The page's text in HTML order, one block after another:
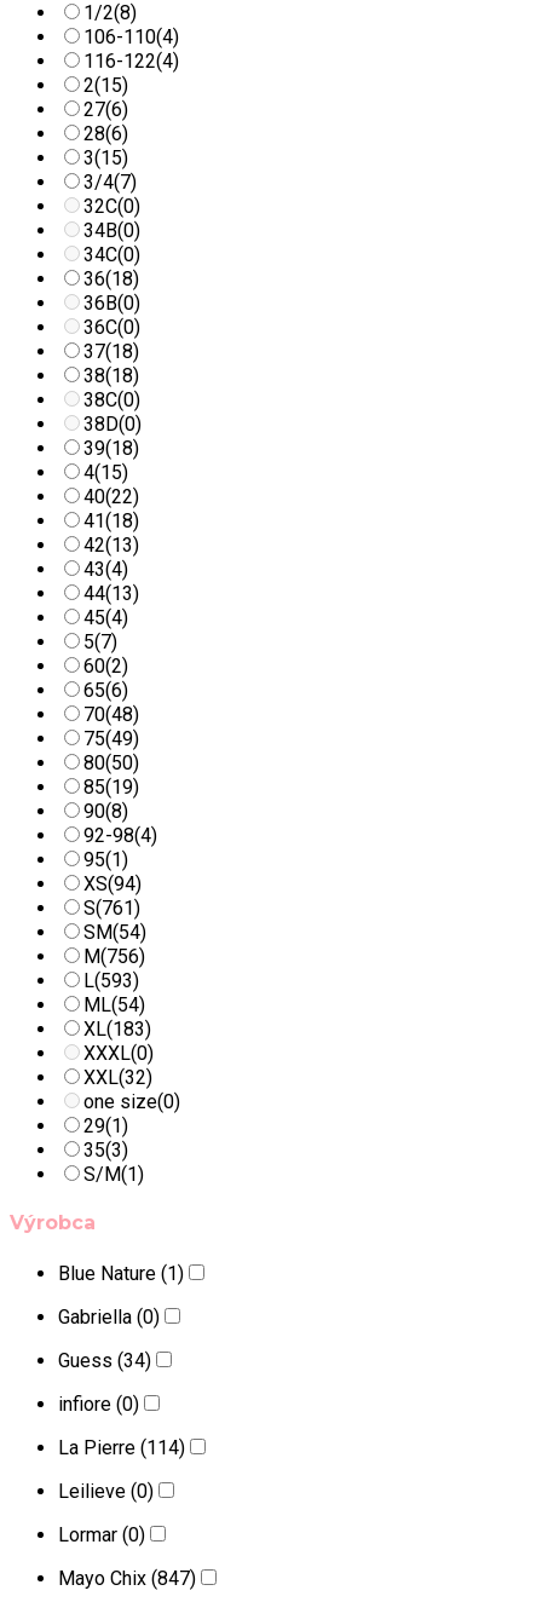
1/2(8)
106-110(4)
116-122(4)
2(15)
27(6)
28(6)
3(15)
3/4(7)
32C(0)
34B(0)
34C(0)
36(18)
36B(0)
36C(0)
37(18)
38(18)
38C(0)
38D(0)
39(18)
4(15)
40(22)
41(18)
42(13)
43(4)
44(13)
45(4)
5(7)
60(2)
65(6)
70(48)
75(49)
80(50)
85(19)
90(8)
92-98(4)
95(1)
XS(94)
S(761)
SM(54)
M(756)
L(593)
ML(54)
XL(183)
XXXL(0)
XXL(32)
one size(0)
29(1)
35(3)
S/M(1)
Výrobca
Blue Nature (1)
Gabriella (0)
Guess (34)
infiore (0)
La Pierre (114)
Leilieve (0)
Lormar (0)
Mayo Chix (847)